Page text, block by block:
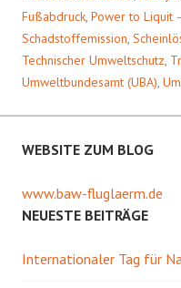
Fußabdruck, Power to Liquit
Schadstoffemission,
Technischer Umweltschutz,
Umweltbundesamt (UBA),
WEBSITE ZUM BLOG
www.baw-fluglaerm.de
NEUESTE BEITRÄGE
Internationaler Tag für